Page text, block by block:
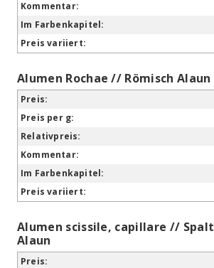
Alumen Rochae // Römisch Alaun
Alumen scissile, capillare // Spalt
Alaun